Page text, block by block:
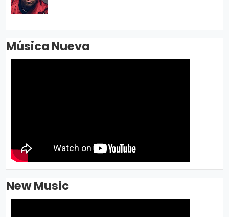
Música Nueva
New Music